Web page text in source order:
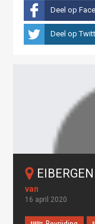
Deel op
Deel op
EIBERGEN
16 april 2020